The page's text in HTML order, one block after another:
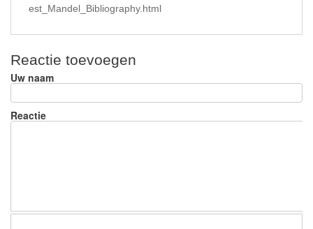
est_Mandel_Bibliography.html
Reactie toevoegen
Uw naam
Reactie